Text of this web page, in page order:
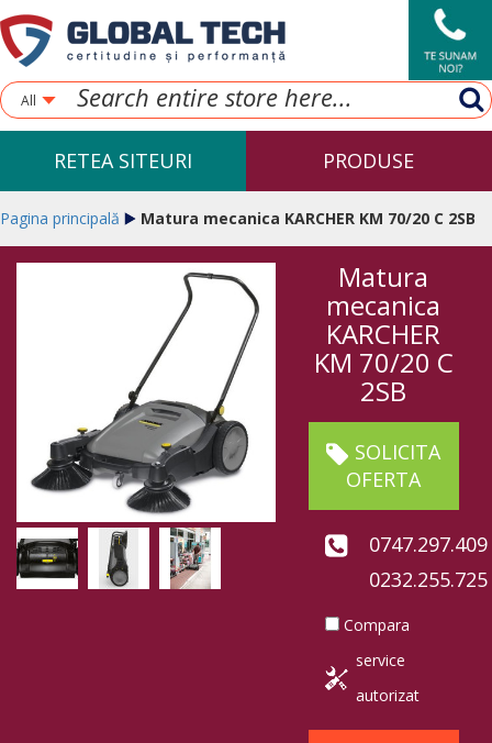
All
RETEA SITEURI PRODUSE
Pagina principală Matura mecanica KARCHER KM 70/20 C 2SB
Matura
mecanica
KARCHER
KM 70/20 C
2SB
SOLICITA
OFERTA
0747.297.409
0232.255.725
Compara
service
autorizat